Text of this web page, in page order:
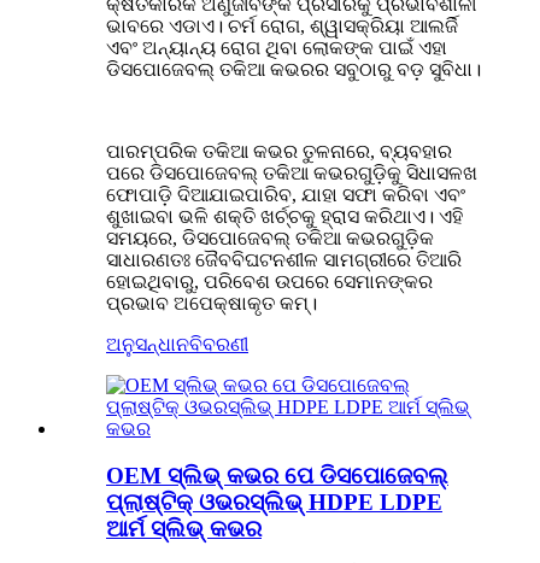
କ୍ଷତିକାରକ ଅଣୁଜୀବଙ୍କ ପ୍ରସାରକୁ ପ୍ରଭାବଶାଳୀ
ଭାବରେ ଏଡାଏ। ଚର୍ମ ରୋଗ, ଶ୍ୱାସକ୍ରିୟା ଆଲର୍ଜି
ଏବଂ ଅନ୍ୟାନ୍ୟ ରୋଗ ଥିବା ଲୋକଙ୍କ ପାଇଁ ଏହା
ଡିସପୋଜେବଲ୍ ତକିଆ କଭରର ସବୁଠାରୁ ବଡ଼ ସୁବିଧା।
ପାରମ୍ପରିକ ତକିଆ କଭର ତୁଳନାରେ, ବ୍ୟବହାର
ପରେ ଡିସପୋଜେବଲ୍ ତକିଆ କଭରଗୁଡ଼ିକୁ ସିଧାସଳଖ
ଫୋପାଡ଼ି ଦିଆଯାଇପାରିବ, ଯାହା ସଫା କରିବା ଏବଂ
ଶୁଖାଇବା ଭଳି ଶକ୍ତି ଖର୍ଚ୍ଚକୁ ହ୍ରାସ କରିଥାଏ। ଏହି
ସମୟରେ, ଡିସପୋଜେବଲ୍ ତକିଆ କଭରଗୁଡ଼ିକ
ସାଧାରଣତଃ ଜୈବବିଘଟନଶୀଳ ସାମଗ୍ରୀରେ ତିଆରି
ହୋଇଥିବାରୁ, ପରିବେଶ ଉପରେ ସେମାନଙ୍କର
ପ୍ରଭାବ ଅପେକ୍ଷାକୃତ କମ୍।
ଅନୁସନ୍ଧାନବିବରଣୀ
OEM ସ୍ଲିଭ୍ କଭର ପେ ଡିସପୋଜେବଲ୍
ପ୍ଲାଷ୍ଟିକ୍ ଓଭରସ୍ଲିଭ୍ HDPE LDPE
ଆର୍ମ ସ୍ଲିଭ୍ କଭର